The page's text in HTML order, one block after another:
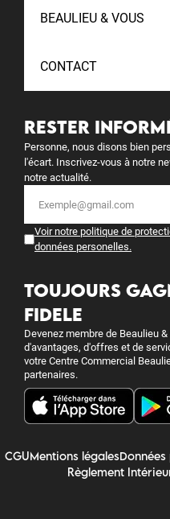
BEAULIEU & VOUS
CONTACT
RESTER
Personne, nous disons bien
l'écart. Inscrivez-vous à notre
notre actualité.
Voir notre politique de
données personelles.
TOUJOURS
FIDELE
Devenez membre de Beaulieu
d'avantages, d'offres et de
votre Centre Commercial
partenaires.
CGUMentions légalesDonnées
Règlement